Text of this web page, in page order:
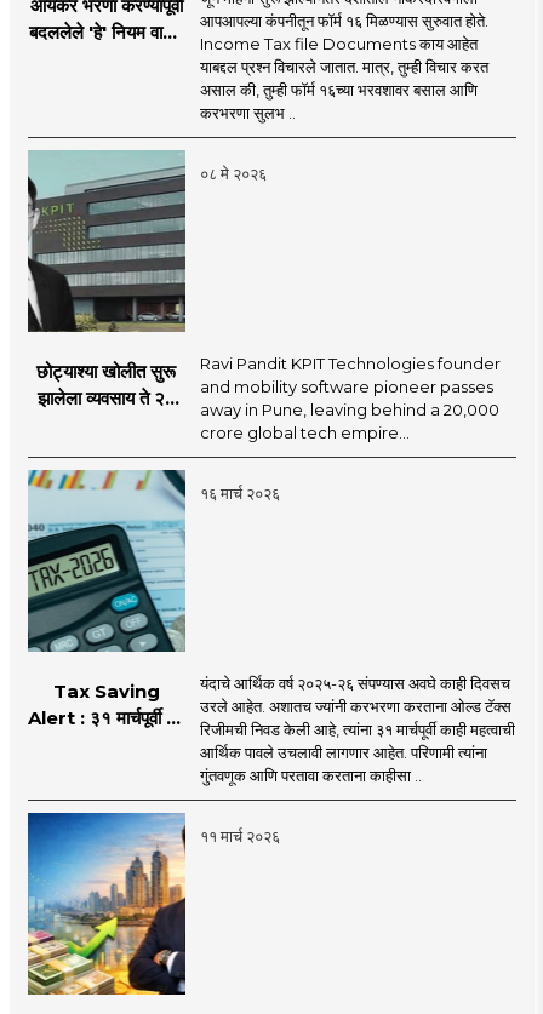
आयकर भरणा करण्यापूर्वी
बदललेले 'हे' नियम वाचून
आपआपल्या कंपनीतून फॉर्म १६ मिळण्यास सुरुवात होते.
Income Tax file Documents काय आहेत
याबद्दल प्रश्न विचारले जातात. मात्र, तुम्ही विचार करत
असाल की, तुम्ही फॉर्म १६च्या भरवशावर बसाल आणि
करभरणा सुलभ ..
०८ मे २०२६
छोट्याश्या खोलीत सुरू
झालेला व्यवसाय ते २०
साम्राज्याचे ‘सॉफ्टवेअर
किंग’ डॉ. रवी पंडीत यांचे
Ravi Pandit KPIT Technologies founder
and mobility software pioneer passes
away in Pune, leaving behind a ₹20,000
crore global tech empire...
१६ मार्च २०२६
Tax Saving
Alert : ३१ मार्चपूर्वी पूर्ण
कर!
यंदाचे आर्थिक वर्ष २०२५-२६ संपण्यास अवघे काही दिवसच
उरले आहेत. अशातच ज्यांनी करभरणा करताना ओल्ड टॅक्स
रिजीमची निवड केली आहे, त्यांना ३१ मार्चपूर्वी काही महत्वाची
आर्थिक पावले उचलावी लागणार आहेत. परिणामी त्यांना
गुंतवणूक आणि परतावा करताना काहीसा ..
११ मार्च २०२६